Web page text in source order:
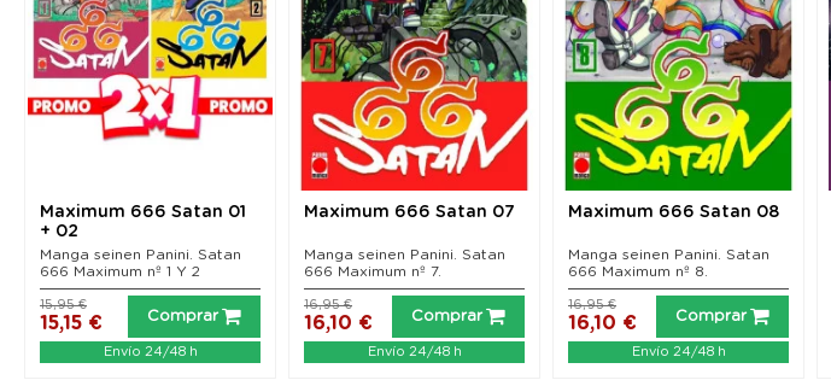
Maximum 666 Satan 01
+ 02
Manga seinen Panini. Satan
666 Maximum nº 1 Y 2
15,15 €
15,95 €
Comprar
Envío 24/48 h
Maximum 666 Satan 07
Manga seinen Panini. Satan
666 Maximum nº 7.
16,10 €
16,95 €
Comprar
Envío 24/48 h
Maximum 666 Satan 08
Manga seinen Panini. Satan
666 Maximum nº 8.
16,10 €
16,95 €
Comprar
Envío 24/48 h